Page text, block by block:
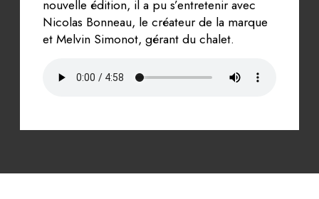
nouvelle édition, il a pu s’entretenir avec
Nicolas Bonneau, le créateur de la marque
et Melvin Simonot, gérant du chalet.